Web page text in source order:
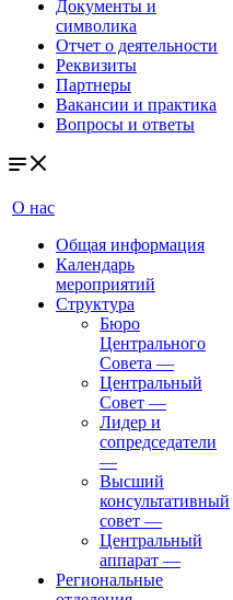
Документы и
символика
Отчет о деятельности
Реквизиты
Партнеры
Вакансии и практика
Вопросы и ответы
О нас
Общая информация
Календарь
мероприятий
Структура
Бюро
Центрального
Совета —
Центральный
Совет —
Лидер и
сопредседатели
—
Высший
консультативный
совет —
Центральный
аппарат —
Региональные